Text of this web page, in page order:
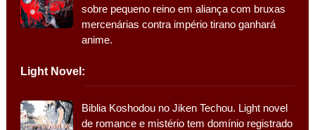
sobre pequeno reino em aliança com bruxas
mercenárias contra império tirano ganhará
anime.
Light Novel:
Biblia Koshodou no Jiken Techou. Light novel
de romance e mistério tem domínio registrado